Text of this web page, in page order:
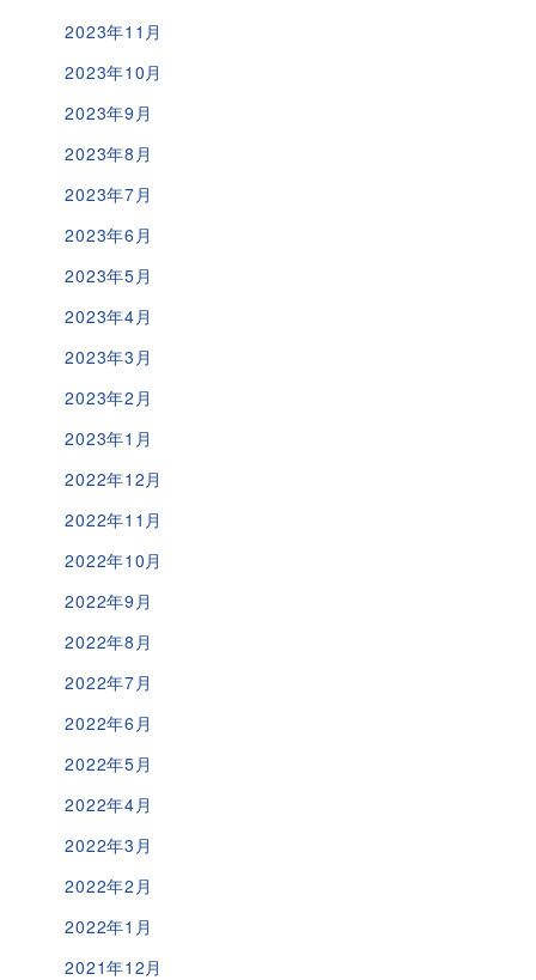
2023年11月
2023年10月
2023年9月
2023年8月
2023年7月
2023年6月
2023年5月
2023年4月
2023年3月
2023年2月
2023年1月
2022年12月
2022年11月
2022年10月
2022年9月
2022年8月
2022年7月
2022年6月
2022年5月
2022年4月
2022年3月
2022年2月
2022年1月
2021年12月